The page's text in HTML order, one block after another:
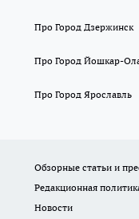
Про Город Дзержинск
Про Город Йошкар-
Про Город Ярославль
Обзорные статьи и
Редакционная
Новости